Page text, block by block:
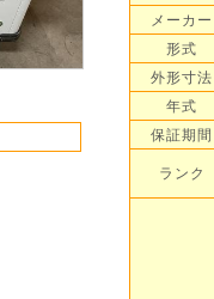
メーカー
形式
外形寸法
年式
保証期間
ランク